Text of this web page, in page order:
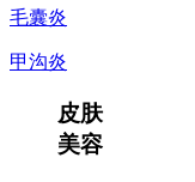
毛囊炎
甲沟炎
皮肤
美容